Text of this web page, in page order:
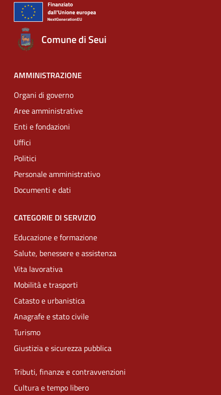
Comune di Seui
AMMINISTRAZIONE
Organi di governo
Aree amministrative
Enti e fondazioni
Uffici
Politici
Personale amministrativo
Documenti e dati
CATEGORIE DI SERVIZIO
Educazione e formazione
Salute, benessere e assistenza
Vita lavorativa
Mobilità e trasporti
Catasto e urbanistica
Anagrafe e stato civile
Turismo
Giustizia e sicurezza pubblica
Tributi, finanze e contravvenzioni
Cultura e tempo libero